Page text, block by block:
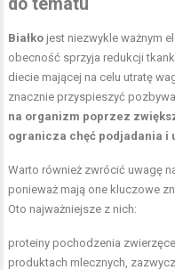
Białko jest niezwykle ważnym
obecność sprzyja redukcji
diecie mającej na celu utratę
znacznie przyspieszyć
na organizm poprzez
ogranicza chęć podjadania i
Warto również zwrócić uwagę
ponieważ mają one kluczowe
Oto najważniejsze z nich:
proteiny pochodzenia
produktach mlecznych,